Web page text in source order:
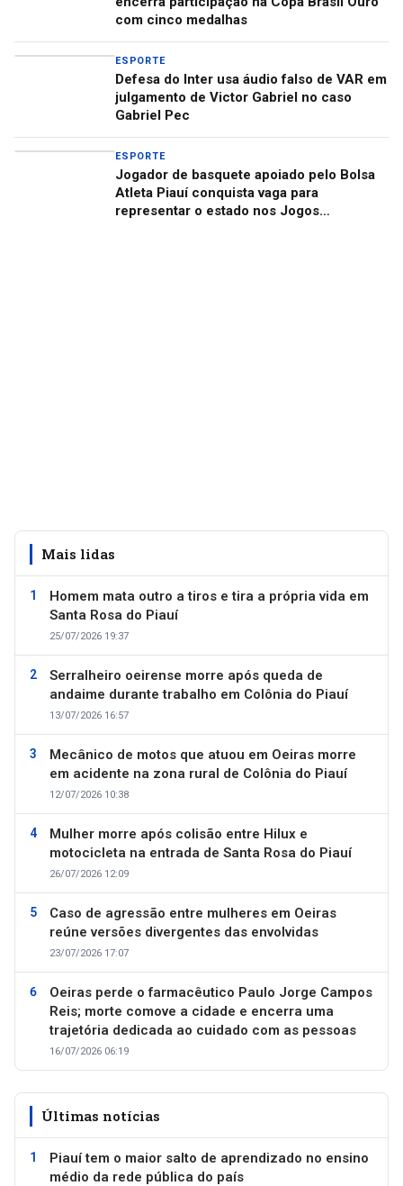
com cinco medalhas
ESPORTE
Defesa do Inter usa áudio falso de VAR em
julgamento de Victor Gabriel no caso
Gabriel Pec
ESPORTE
Jogador de basquete apoiado pelo Bolsa
Atleta Piauí conquista vaga para
representar o estado nos Jogos
Mais lidas
Homem mata outro a tiros e tira a própria vida em
Santa Rosa do Piauí
25/07/2026 19:37
Serralheiro oeirense morre após queda de
andaime durante trabalho em Colônia do Piauí
13/07/2026 16:57
Mecânico de motos que atuou em Oeiras morre
em acidente na zona rural de Colônia do Piauí
12/07/2026 10:38
Mulher morre após colisão entre Hilux e
motocicleta na entrada de Santa Rosa do Piauí
26/07/2026 12:09
Caso de agressão entre mulheres em Oeiras
reúne versões divergentes das envolvidas
23/07/2026 17:07
Oeiras perde o farmacêutico Paulo Jorge Campos
Reis; morte comove a cidade e encerra uma
trajetória dedicada ao cuidado com as pessoas
16/07/2026 06:19
Últimas notícias
Piauí tem o maior salto de aprendizado no ensino
médio da rede pública do país